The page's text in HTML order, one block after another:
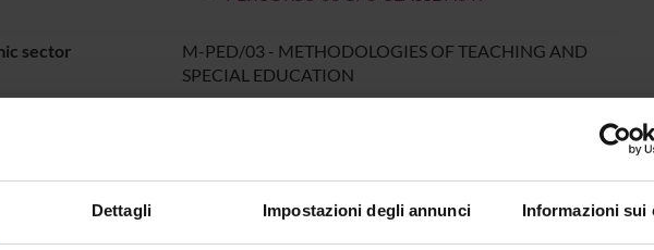
Dettagli Impostazioni degli annunci Informazioni sui
sector
M-PED/03 - METHODOLOGIES OF TEACHING AND
SPECIAL EDUCATION
TIMETABLE